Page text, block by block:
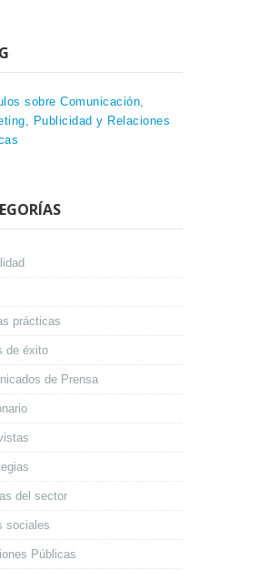
sobre Comunicación,
Publicidad y Relaciones
prácticas
de éxito
de Prensa
del sector
sociales
Públicas